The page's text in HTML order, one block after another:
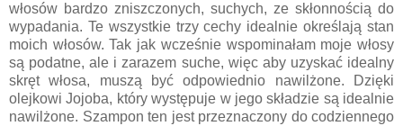
włosów bardzo zniszczonych, suchych, ze skłonnością do
wypadania. Te wszystkie trzy cechy idealnie określają stan
moich włosów. Tak jak wcześnie wspominałam moje włosy
są podatne, ale i zarazem suche, więc aby uzyskać idealny
skręt włosa, muszą być odpowiednio nawilżone. Dzięki
olejkowi Jojoba, który występuje w jego składzie są idealnie
nawilżone. Szampon ten jest przeznaczony do codziennego